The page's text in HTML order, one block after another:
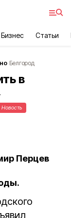
Бизнес Статьи
Белгород
в
Новость
Перцев